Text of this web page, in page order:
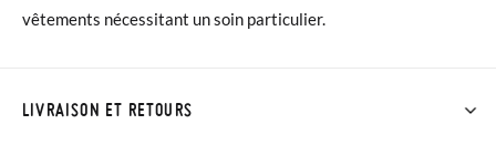
vêtements nécessitant un soin particulier.
LIVRAISON ET RETOURS